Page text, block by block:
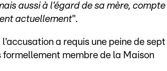
aussi à l'égard de sa mère, compte
actuellement".
a requis une peine de sept
formellement membre de la Maison